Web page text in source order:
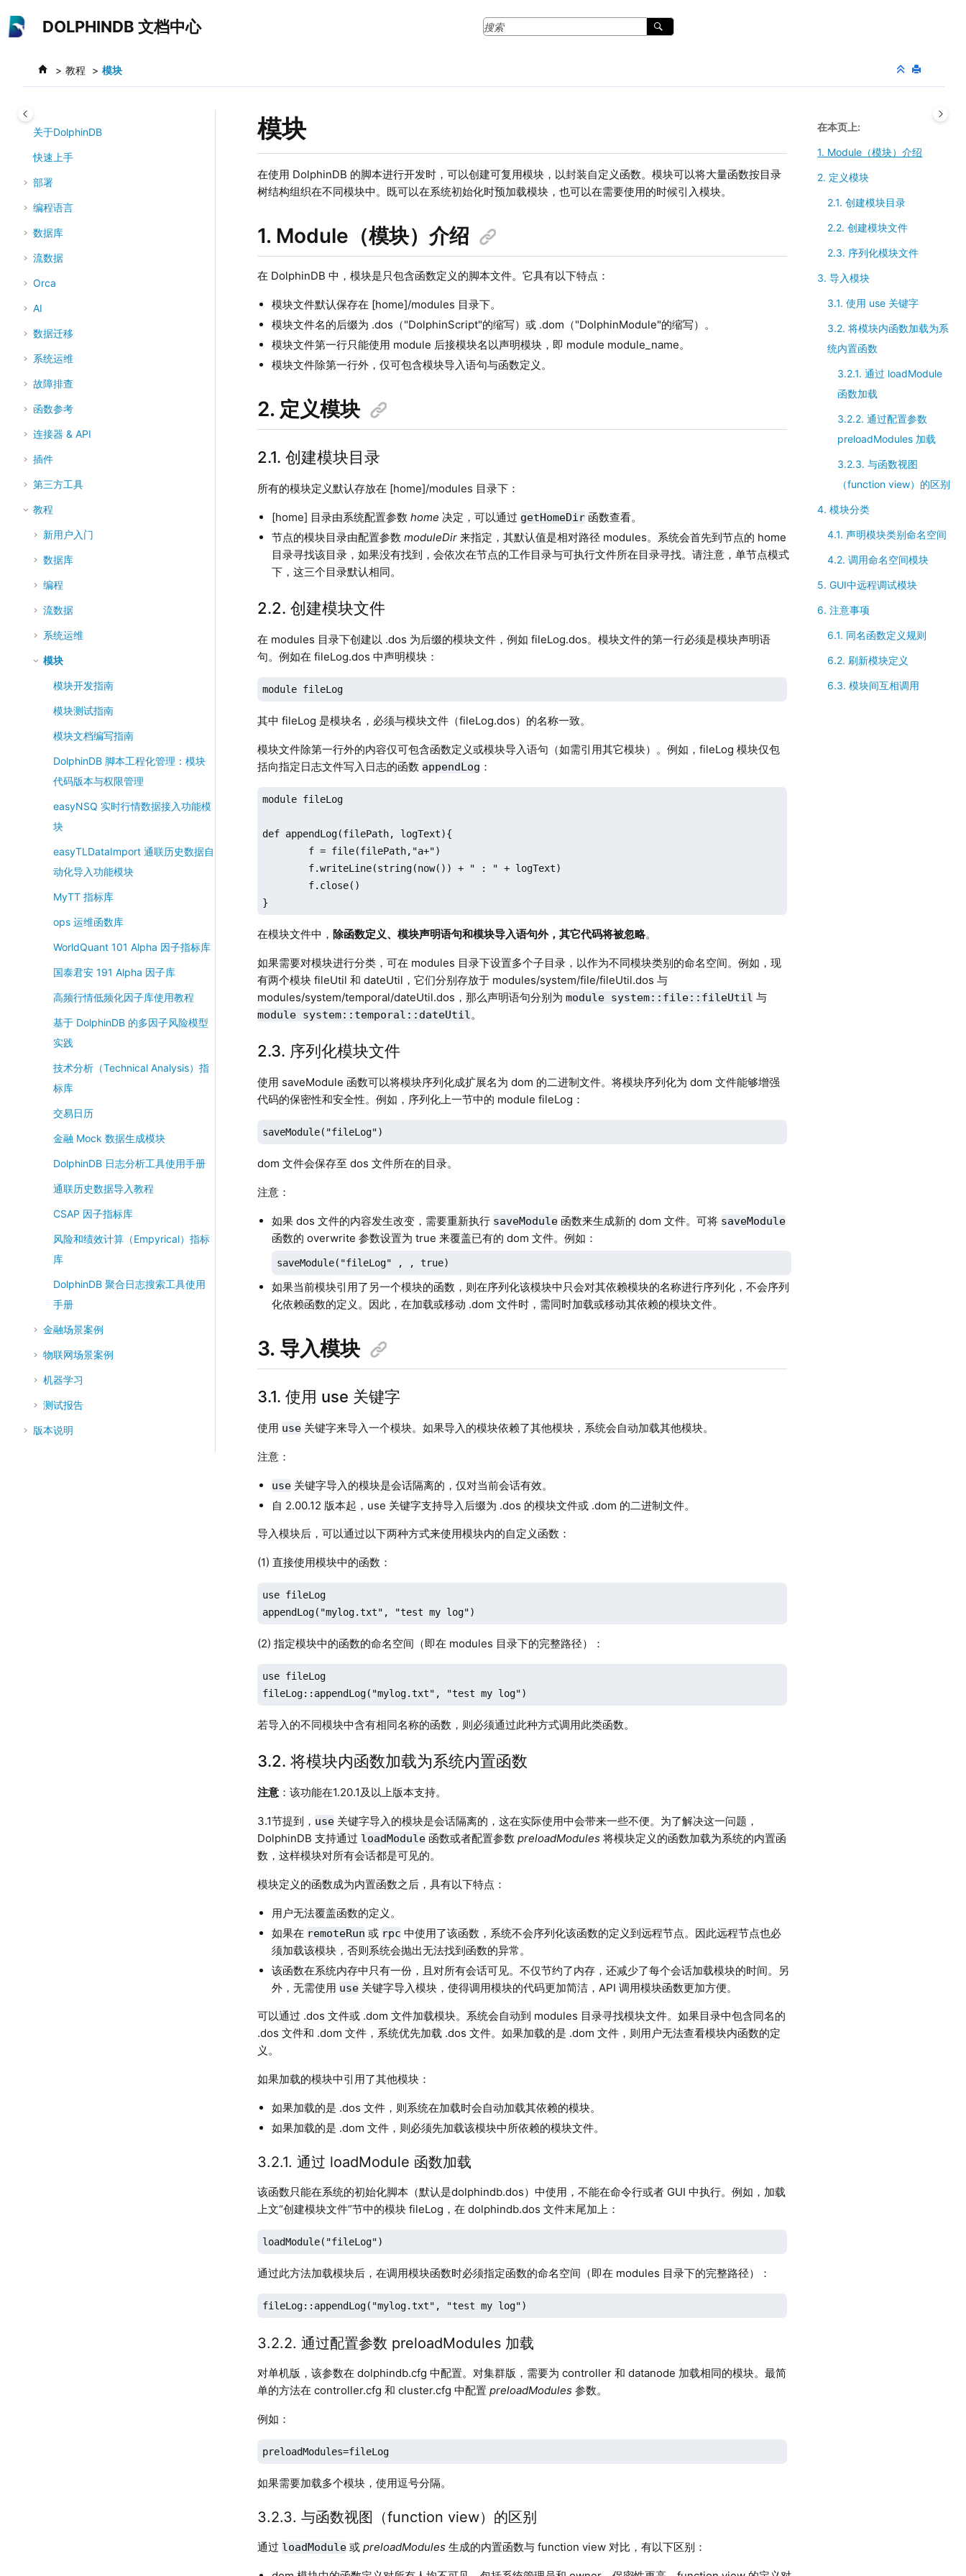
DOLPHINDB 文档中心
教程 模块
关于DolphinDB
快速上手
部署
编程语言
数据库
流数据
Orca
AI
数据迁移
系统运维
故障排查
函数参考
连接器 & API
插件
第三方工具
教程
新用户入门
数据库
编程
流数据
系统运维
模块
模块开发指南
模块测试指南
模块文档编写指南
DolphinDB 脚本工程化管理：模块
代码版本与权限管理
easyNSQ 实时行情数据接入功能模
块
easyTLDataImport 通联历史数据自
动化导入功能模块
MyTT 指标库
ops 运维函数库
WorldQuant 101 Alpha 因子指标库
国泰君安 191 Alpha 因子库
高频行情低频化因子库使用教程
基于 DolphinDB 的多因子风险模型
实践
技术分析（Technical Analysis）指
标库
交易日历
金融 Mock 数据生成模块
DolphinDB 日志分析工具使用手册
通联历史数据导入教程
CSAP 因子指标库
风险和绩效计算（Empyrical）指标
库
DolphinDB 聚合日志搜索工具使用
手册
金融场景案例
物联网场景案例
机器学习
测试报告
版本说明
模块
在使用 DolphinDB 的脚本进行开发时，可以创建可复用模块，以封装自定义函数。模块可以将大量函数按目录
树结构组织在不同模块中。既可以在系统初始化时预加载模块，也可以在需要使用的时候引入模块。
1. Module（模块）介绍
在 DolphinDB 中，模块是只包含函数定义的脚本文件。它具有以下特点：
模块文件默认保存在 [home]/modules 目录下。
模块文件名的后缀为 .dos（"DolphinScript"的缩写）或 .dom（"DolphinModule"的缩写）。
模块文件第一行只能使用 module 后接模块名以声明模块，即 module module_name。
模块文件除第一行外，仅可包含模块导入语句与函数定义。
2. 定义模块
2.1. 创建模块目录
所有的模块定义默认存放在 [home]/modules 目录下：
[home] 目录由系统配置参数home 决定，可以通过 getHomeDir 函数查看。
节点的模块目录由配置参数moduleDir 来指定，其默认值是相对路径 modules。系统会首先到节点的 home
目录寻找该目录，如果没有找到，会依次在节点的工作目录与可执行文件所在目录寻找。请注意，单节点模式
下，这三个目录默认相同。
2.2. 创建模块文件
在 modules 目录下创建以 .dos 为后缀的模块文件，例如 fileLog.dos。模块文件的第一行必须是模块声明语
句。例如在 fileLog.dos 中声明模块：
module fileLog
其中 fileLog 是模块名，必须与模块文件（fileLog.dos）的名称一致。
模块文件除第一行外的内容仅可包含函数定义或模块导入语句（如需引用其它模块）。例如，fileLog 模块仅包
括向指定日志文件写入日志的函数 appendLog ：
module fileLog
def appendLog(filePath, logText){
}
在模块文件中，除函数定义、模块声明语句和模块导入语句外，其它代码将被忽略。
如果需要对模块进行分类，可在 modules 目录下设置多个子目录，以作为不同模块类别的命名空间。例如，现
有两个模块 fileUtil 和 dateUtil，它们分别存放于 modules/system/file/fileUtil.dos 与
modules/system/temporal/dateUtil.dos，那么声明语句分别为module system::file::fileUtil 与
module system::temporal::dateUtil 。
2.3. 序列化模块文件
使用 saveModule 函数可以将模块序列化成扩展名为 dom 的二进制文件。将模块序列化为 dom 文件能够增强
代码的保密性和安全性。例如，序列化上一节中的 module fileLog：
saveModule("fileLog")
dom 文件会保存至 dos 文件所在的目录。
注意：
如果 dos 文件的内容发生改变，需要重新执行 saveModule 函数来生成新的 dom 文件。可将 saveModule
函数的 overwrite 参数设置为 true 来覆盖已有的 dom 文件。例如：
saveModule("fileLog" , , true)
如果当前模块引用了另一个模块的函数，则在序列化该模块中只会对其依赖模块的名称进行序列化，不会序列
化依赖函数的定义。因此，在加载或移动 .dom 文件时，需同时加载或移动其依赖的模块文件。
3. 导入模块
3.1. 使用 use 关键字
使用 use 关键字来导入一个模块。如果导入的模块依赖了其他模块，系统会自动加载其他模块。
注意：
use 关键字导入的模块是会话隔离的，仅对当前会话有效。
自 2.00.12 版本起，use 关键字支持导入后缀为 .dos 的模块文件或 .dom 的二进制文件。
导入模块后，可以通过以下两种方式来使用模块内的自定义函数：
(1) 直接使用模块中的函数：
use fileLog
appendLog("mylog.txt", "test my log")
(2) 指定模块中的函数的命名空间（即在 modules 目录下的完整路径）：
use fileLog
fileLog::appendLog("mylog.txt", "test my log")
若导入的不同模块中含有相同名称的函数，则必须通过此种方式调用此类函数。
3.2. 将模块内函数加载为系统内置函数
注意 ：该功能在1.20.1及以上版本支持。
3.1节提到， use 关键字导入的模块是会话隔离的，这在实际使用中会带来一些不便。为了解决这一问题，
DolphinDB 支持通过 loadModule 函数或者配置参数preloadModules 将模块定义的函数加载为系统的内置函
数，这样模块对所有会话都是可见的。
模块定义的函数成为内置函数之后，具有以下特点：
用户无法覆盖函数的定义。
如果在 remoteRun 或 rpc 中使用了该函数，系统不会序列化该函数的定义到远程节点。因此远程节点也必
须加载该模块，否则系统会抛出无法找到函数的异常。
该函数在系统内存中只有一份，且对所有会话可见。不仅节约了内存，还减少了每个会话加载模块的时间。另
外，无需使用 use 关键字导入模块，使得调用模块的代码更加简洁，API 调用模块函数更加方便。
可以通过 .dos 文件或 .dom 文件加载模块。系统会自动到 modules 目录寻找模块文件。如果目录中包含同名的
.dos 文件和 .dom 文件，系统优先加载 .dos 文件。如果加载的是 .dom 文件，则用户无法查看模块内函数的定
义。
如果加载的模块中引用了其他模块：
如果加载的是 .dos 文件，则系统在加载时会自动加载其依赖的模块。
如果加载的是 .dom 文件，则必须先加载该模块中所依赖的模块文件。
3.2.1. 通过 loadModule 函数加载
该函数只能在系统的初始化脚本（默认是dolphindb.dos）中使用，不能在命令行或者 GUI 中执行。例如，加载
上文“创建模块文件”节中的模块 fileLog，在 dolphindb.dos 文件末尾加上：
loadModule("fileLog")
通过此方法加载模块后，在调用模块函数时必须指定函数的命名空间（即在 modules 目录下的完整路径）：
fileLog::appendLog("mylog.txt", "test my log")
3.2.2. 通过配置参数 preloadModules 加载
对单机版，该参数在 dolphindb.cfg 中配置。对集群版，需要为 controller 和 datanode 加载相同的模块。最简
单的方法在 controller.cfg 和 cluster.cfg 中配置preloadModules 参数。
例如：
preloadModules=fileLog
如果需要加载多个模块，使用逗号分隔。
3.2.3. 与函数视图（function view）的区别
通过 loadModule 或preloadModules 生成的内置函数与 function view 对比，有以下区别：
在本页上
1. Module（模块）介绍
2. 定义模块
2.1. 创建模块目录
2.2. 创建模块文件
2.3. 序列化模块文件
3. 导入模块
3.1. 使用 use 关键字
3.2. 将模块内函数加载为系
统内置函数
3.2.1. 通过 loadModule
函数加载
3.2.2. 通过配置参数
preloadModules 加载
3.2.3. 与函数视图
（function view）的区别
4. 模块分类
4.1. 声明模块类别命名空间
4.2. 调用命名空间模块
5. GUI中远程调试模块
6. 注意事项
6.1. 同名函数定义规则
6.2. 刷新模块定义
6.3. 模块间互相调用